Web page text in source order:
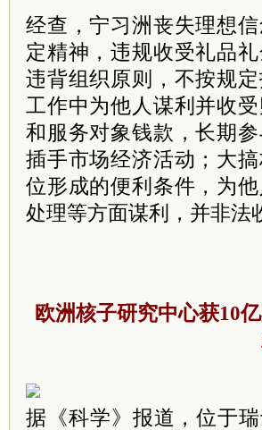
经查，宁习洲丧失理想
定精神，违规收受礼品
违背组织原则，不按规
工作中为他人谋利并收
和服务对象钱款，长期
插手市场经济活动；大
位形成的便利条件，为
处理等方面谋利，并非法
欧洲核子研究中心获10
据《科学》报道，位于